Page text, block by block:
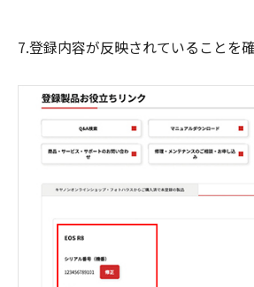
7.登録内容が反映されていることを